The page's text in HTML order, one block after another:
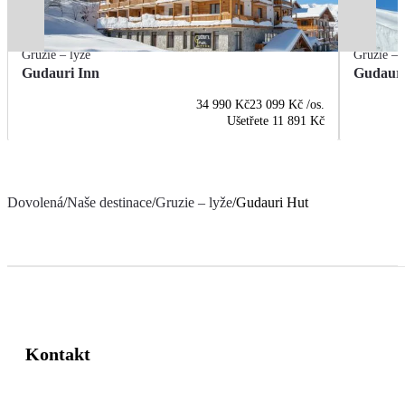
Gruzie – lyže
Gudauri Inn
34 990 Kč23 099 Kč /os.
Ušetřete 11 891 Kč
Gruzie –
Dovolená/Naše destinace/Gruzie – lyže/Gudauri Hut
Kontakt